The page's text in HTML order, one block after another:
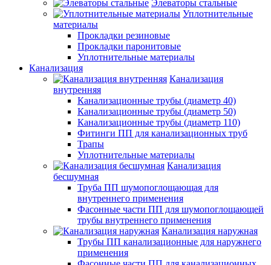
Элеваторы стальные
Уплотнительные
материалы
Прокладки резиновые
Прокладки паронитовые
Уплотнительные материалы
Канализация
Канализация
внутренняя
Канализационные трубы (диаметр 40)
Канализационные трубы (диаметр 50)
Канализационные трубы (диаметр 110)
Фитинги ПП для канализационных труб
Трапы
Уплотнительные материалы
Канализация
бесшумная
Труба ПП шумопоглощающая для
внутреннего применения
Фасонные части ПП для шумопоглощающей
трубы внутреннего применения
Канализация наружная
Трубы ПП канализационные для наружнего
применения